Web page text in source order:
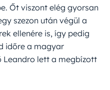
Őt viszont elég gyorsan
szezon után végül a
ellenére is, így pedig
időre a magyar
lett a megbízott